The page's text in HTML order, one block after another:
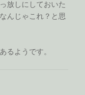
放しにしておいた
んじゃこれ？と思
るようです。